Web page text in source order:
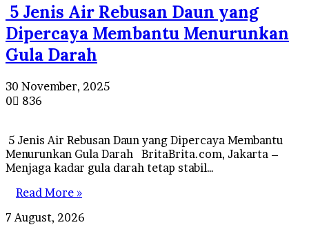
5 Jenis Air Rebusan Daun yang
Dipercaya Membantu Menurunkan
Gula Darah
30 November, 2025
0
836
5 Jenis Air Rebusan Daun yang Dipercaya Membantu
Menurunkan Gula Darah BritaBrita.com, Jakarta –
Menjaga kadar gula darah tetap stabil…
Read More »
Gagal
7 August, 2026